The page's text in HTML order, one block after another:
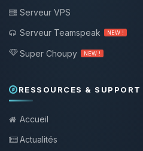
Serveur VPS
Serveur Teamspeak
NEW !
Super Choupy NEW !
RESSOURCES & SUPPORT
Accueil
Actualités